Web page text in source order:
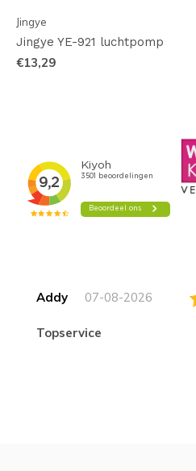
Jingye
Jingye YE-921 luchtpomp
€13,29
Addy 07-08-2026
topservice